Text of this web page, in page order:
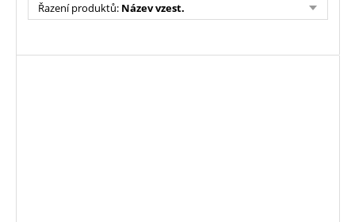
Řazení produktů: Název vzest.